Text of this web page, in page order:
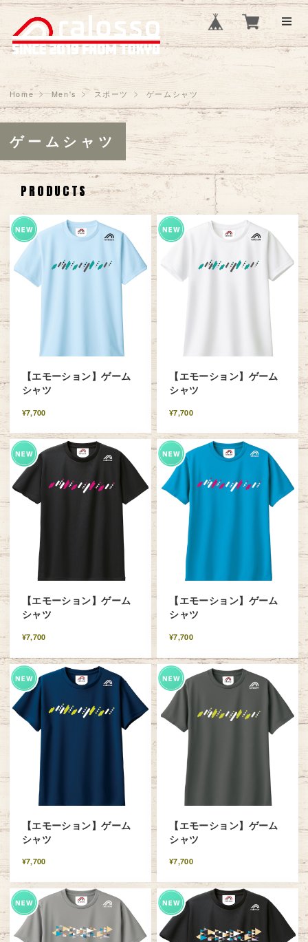
Home Men's スポーツ ゲームシャツ
ゲームシャツ
PRODUCTS
【エモーション】ゲーム
シャツ
¥7,700
【エモーション】ゲーム
シャツ
¥7,700
【エモーション】ゲーム
シャツ
¥7,700
【エモーション】ゲーム
シャツ
¥7,700
【エモーション】ゲーム
シャツ
¥7,700
【エモーション】ゲーム
シャツ
¥7,700